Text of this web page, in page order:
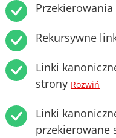
Rekursywne
Linki
strony Rozwiń
Linki
przekierowane